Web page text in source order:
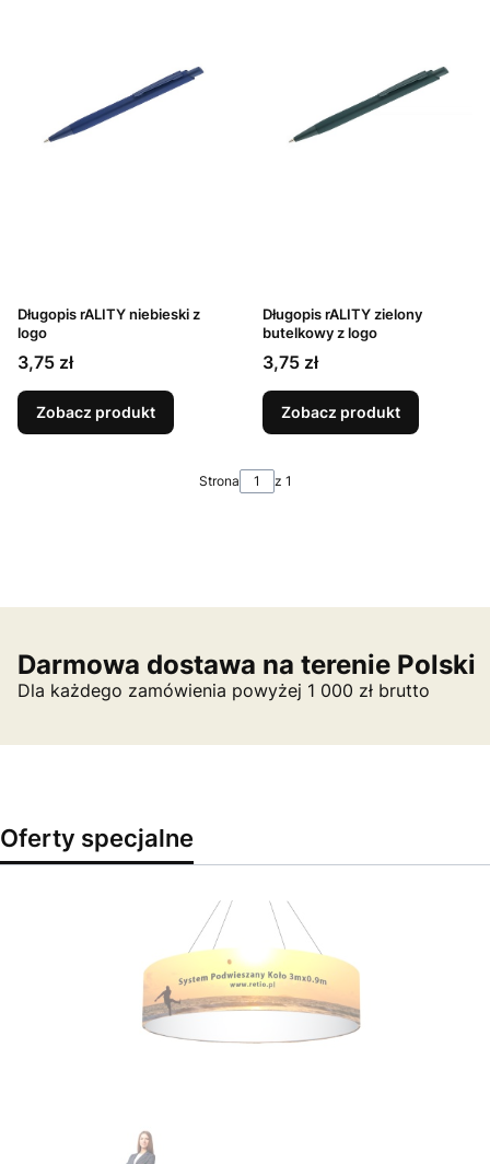
Długopis rALITY niebieski z
logo
Cena
3,75 zł
Zobacz produkt
Długopis rALITY zielony
butelkowy z logo
Cena
3,75 zł
Zobacz produkt
Strona z 1
Darmowa dostawa na terenie Polski
Dla każdego zamówienia powyżej 1 000 zł brutto
Oferty specjalne